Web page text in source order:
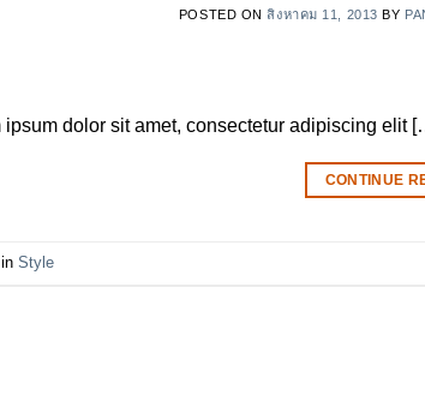
POSTED ONสิงหาคม 11, 2013 BY
ipsum dolor sit amet, consectetur adipiscing elit
CONTINUE
Style